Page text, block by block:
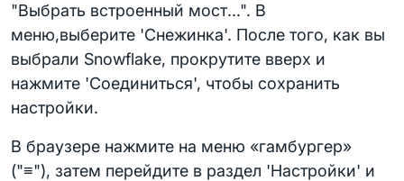
"Выбрать встроенный мост...". В
меню,выберите 'Снежинка'. После того, как вы
выбрали Snowflake, прокрутите вверх и
нажмите 'Соединиться', чтобы сохранить
настройки.
В браузере нажмите на меню «гамбургер»
("≡"), затем перейдите в раздел 'Настройки' и